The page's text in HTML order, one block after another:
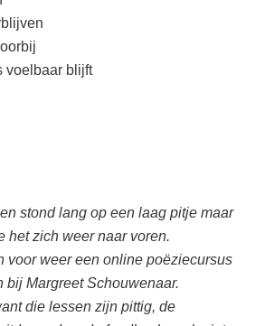
voelbaar blijft
stond lang op een laag pitje maar
het zich weer naar voren.
voor weer een online poëziecursus
bij Margreet Schouwenaar.
die lessen zijn pittig, de